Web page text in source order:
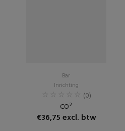
Bar
Inrichting
(0)
CO²
€36,75 excl. btw